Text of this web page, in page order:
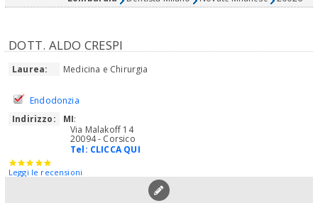
DOTT. ALDO CRESPI
Laurea: Medicina e Chirurgia
Endodonzia
Indirizzo:
MI:
Via Malakoff 14
20094 - Corsico
Tel: CLICCA QUI
Leggi le recensioni